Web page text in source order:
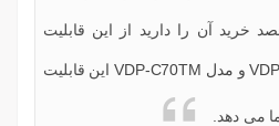
خرید آن را دارید از این قابلیت
مدل VDP-C70TM این قابلیت
می دهد.